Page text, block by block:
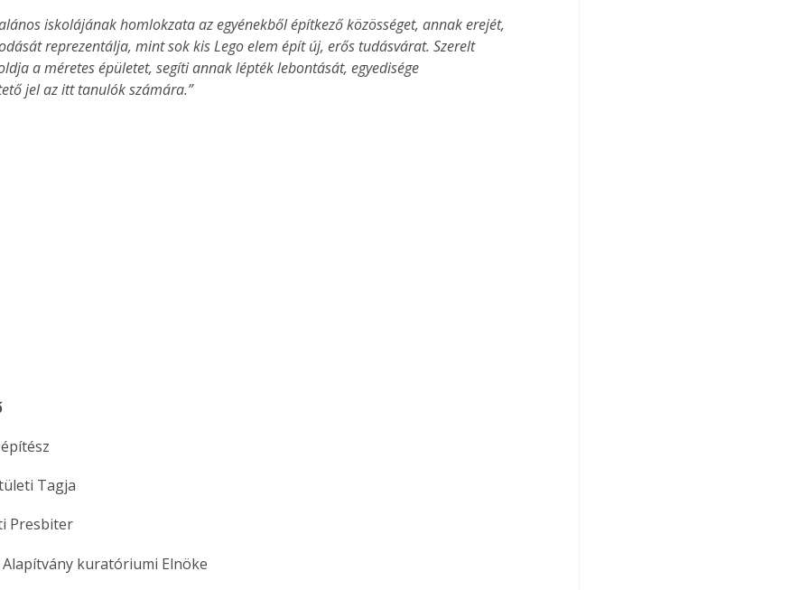
az
Old
Együtt jobban megéri!
Bővebb információ itt!
Együtt jobban megéri! A
könyvek tetszőleges
párosítással kedvezményes
iskolájának homlokzata az egyénekből építkező közösséget, annak erejét,
reprezentálja, mint sok kis Lego elem épít új, erős tudásvárat. Szerelt
a méretes épületet, segíti annak lépték lebontását, egyedisége
jel az itt tanulók számára.”
Tagja
Presbiter
Alapítvány kuratóriumi Elnöke